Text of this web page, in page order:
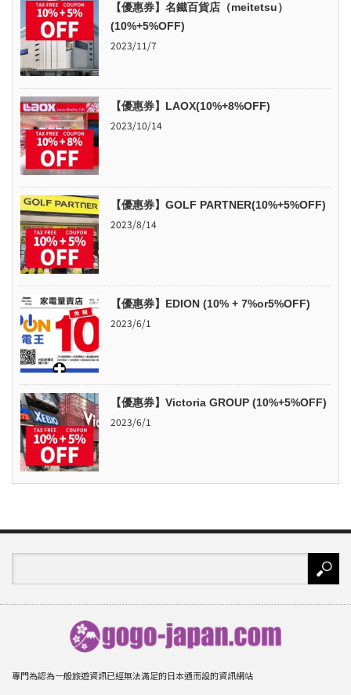
【優惠券】名鐵百貨店（meitetsu）
(10%+5%OFF)
2023/11/7
【優惠券】LAOX(10%+8%OFF)
2023/10/14
【優惠券】GOLF PARTNER(10%+5%OFF)
2023/8/14
【優惠券】EDION (10% + 7%or5%OFF)
2023/6/1
【優惠券】Victoria GROUP (10%+5%OFF)
2023/6/1
專門為認為一般旅遊資訊已經無法滿足的日本通而設的資訊網站